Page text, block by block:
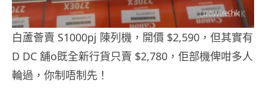
白蘆薈賣 S1000pj 陳列機，開價 $2,590，但其實有
D DC 舖o既全新行貨只賣 $2,780，佢部機俾咁多人
輪過，你制唔制先！